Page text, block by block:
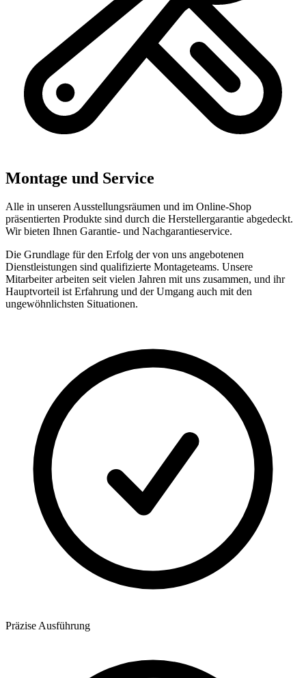
Montage und Service
Alle in unseren Ausstellungsräumen und im Online-Shop
präsentierten Produkte sind durch die Herstellergarantie abgedeckt.
Wir bieten Ihnen Garantie- und Nachgarantieservice.
Die Grundlage für den Erfolg der von uns angebotenen
Dienstleistungen sind qualifizierte Montageteams. Unsere
Mitarbeiter arbeiten seit vielen Jahren mit uns zusammen, und ihr
Hauptvorteil ist Erfahrung und der Umgang auch mit den
ungewöhnlichsten Situationen.
Präzise Ausführung